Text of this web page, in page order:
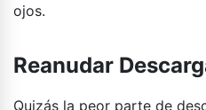
ojos.
Reanudar
Quizás la peor parte de